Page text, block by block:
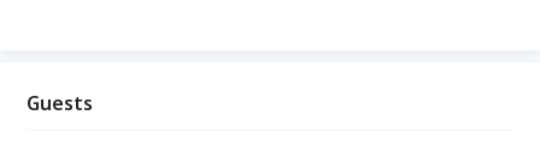
Guests